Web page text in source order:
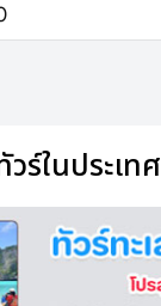
วร์ในประเทศ